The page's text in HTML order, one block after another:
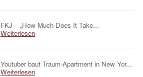
FKJ – „How Much Does It Take...
Weiterlesen
Youtuber baut Traum-Apartment in New Yor...
Weiterlesen